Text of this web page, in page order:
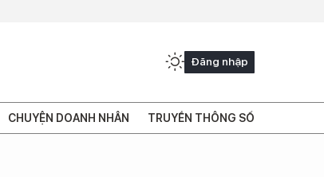
Đăng nhập
CHUYỆN DOANH NHÂN TRUYỀN THÔNG SỐ